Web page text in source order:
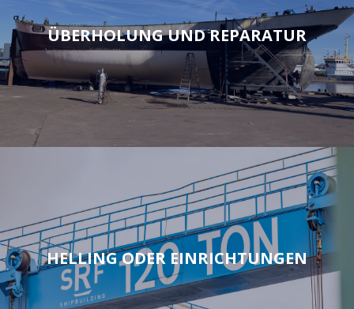
ÜBERHOLUNG UND REPARATUR
HELLING ODER EINRICHTUNGEN